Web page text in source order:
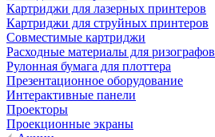
Картриджи для лазерных принтеров
Картриджи для струйных принтеров
Совместимые картриджи
Расходные материалы для ризографов
Рулонная бумага для плоттера
Презентационное оборудование
Интерактивные панели
Проекторы
Проекционные экраны